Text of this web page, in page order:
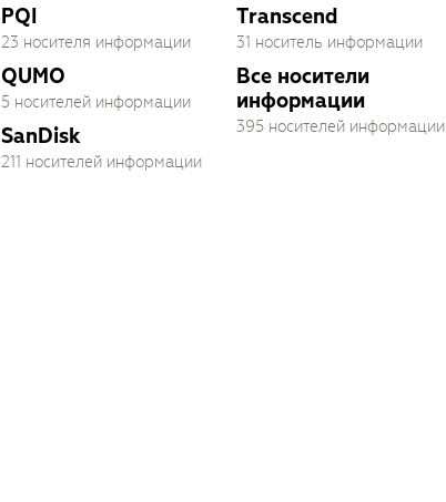
PQI
23 носителя информации
QUMO
5 носителей информации
SanDisk
211 носителей информации
Transcend
31 носитель информации
Все носители
информации
395 носителей информации